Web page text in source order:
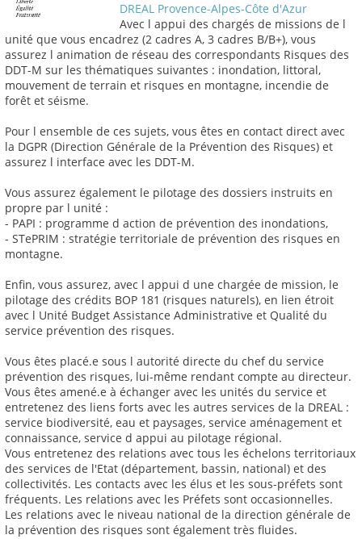
DREAL Provence-Alpes-Côte d'Azur
Avec l appui des chargés de missions de l
unité que vous encadrez (2 cadres A, 3 cadres B/B+), vous
assurez l animation de réseau des correspondants Risques des
DDT-M sur les thématiques suivantes : inondation, littoral,
mouvement de terrain et risques en montagne, incendie de
forêt et séisme.
Pour l ensemble de ces sujets, vous êtes en contact direct avec
la DGPR (Direction Générale de la Prévention des Risques) et
assurez l interface avec les DDT-M.
Vous assurez également le pilotage des dossiers instruits en
propre par l unité :
- PAPI : programme d action de prévention des inondations,
- STePRIM : stratégie territoriale de prévention des risques en
montagne.
Enfin, vous assurez, avec l appui d une chargée de mission, le
pilotage des crédits BOP 181 (risques naturels), en lien étroit
avec l Unité Budget Assistance Administrative et Qualité du
service prévention des risques.
Vous êtes placé.e sous l autorité directe du chef du service
prévention des risques, lui-même rendant compte au directeur.
Vous êtes amené.e à échanger avec les unités du service et
entretenez des liens forts avec les autres services de la DREAL :
service biodiversité, eau et paysages, service aménagement et
connaissance, service d appui au pilotage régional.
Vous entretenez des relations avec tous les échelons territoriaux
des services de l'Etat (département, bassin, national) et des
collectivités. Les contacts avec les élus et les sous-préfets sont
fréquents. Les relations avec les Préfets sont occasionnelles.
Les relations avec le niveau national de la direction générale de
la prévention des risques sont également très fluides.